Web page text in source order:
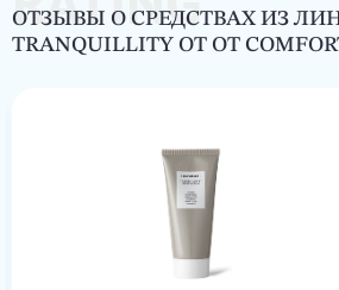
ОТЗЫВЫ О СРЕДСТВАХ ИЗ
TRANQUILLITY ОТ ОТ